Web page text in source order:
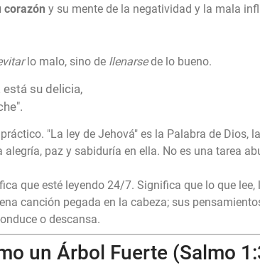
corazón y su mente de la negatividad y la mala
lo malo, sino de llenarsede lo bueno.
está su delicia,
"La ley de Jehová" es la Palabra de Dios,
alegría, paz y sabiduría en ella. No es una tarea
que esté leyendo 24/7. Significa que lo que lee,
canción pegada en la cabeza; sus
o descansa.
un Árbol Fuerte (Salmo